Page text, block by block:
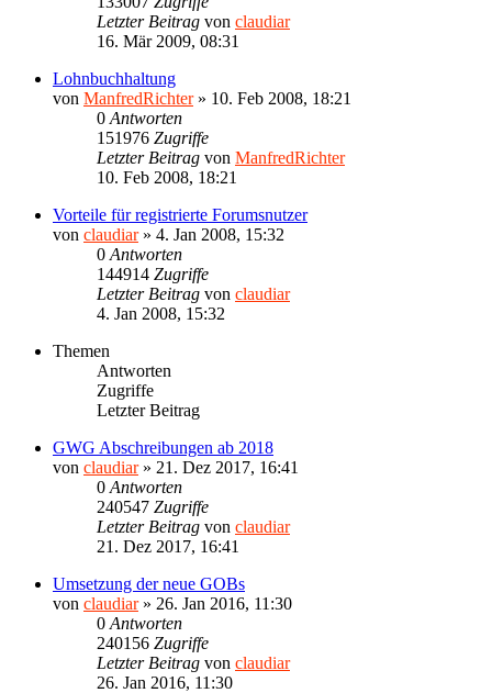
Letzter Beitrag von claudiar
16. Mär 2009, 08:31
Lohnbuchhaltung
von ManfredRichter» 10. Feb 2008, 18:21
0 Antworten
151976 Zugriffe
Letzter Beitrag von ManfredRichter
10. Feb 2008, 18:21
Vorteile für registrierte Forumsnutzer
von claudiar» 4. Jan 2008, 15:32
0 Antworten
144914 Zugriffe
Letzter Beitrag von claudiar
4. Jan 2008, 15:32
Themen
Antworten
Zugriffe
Letzter Beitrag
GWG Abschreibungen ab 2018
von claudiar» 21. Dez 2017, 16:41
0 Antworten
240547 Zugriffe
Letzter Beitrag von claudiar
21. Dez 2017, 16:41
Umsetzung der neue GOBs
von claudiar» 26. Jan 2016, 11:30
0 Antworten
240156 Zugriffe
Letzter Beitrag von claudiar
26. Jan 2016, 11:30